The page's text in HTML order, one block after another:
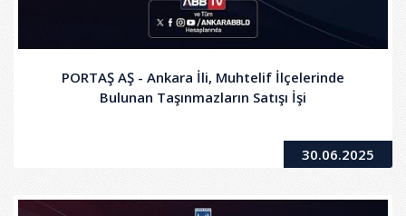
PORTAŞ AŞ - Ankara İli, Muhtelif İlçelerinde
Bulunan Taşınmazların Satışı İşi
30.06.2025